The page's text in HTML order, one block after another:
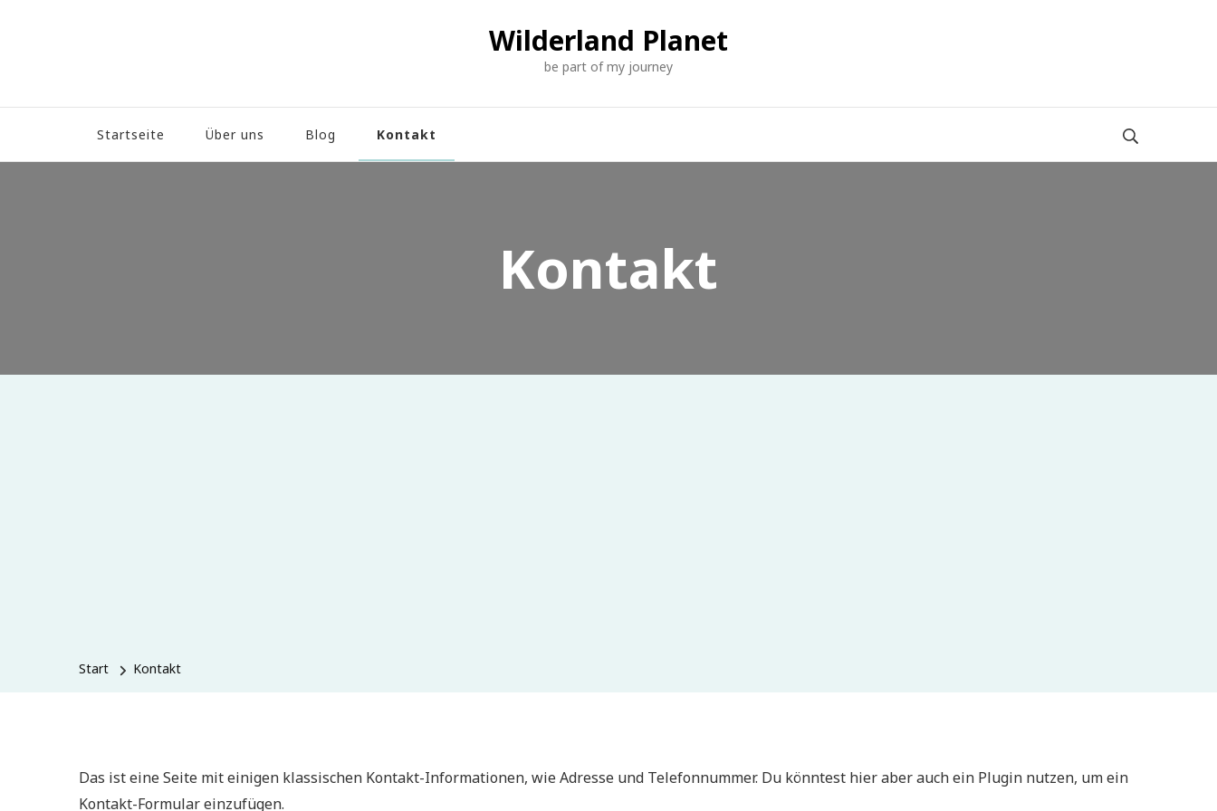
Wilderland Planet
be part of my journey
Startseite Über uns Blog Kontakt
Kontakt
Start Kontakt
Das ist eine Seite mit einigen klassischen Kontakt-Informationen, wie Adresse und Telefonnummer. Du könntest hier aber auch ein Plugin nutzen, um ein
Kontakt-Formular einzufügen.